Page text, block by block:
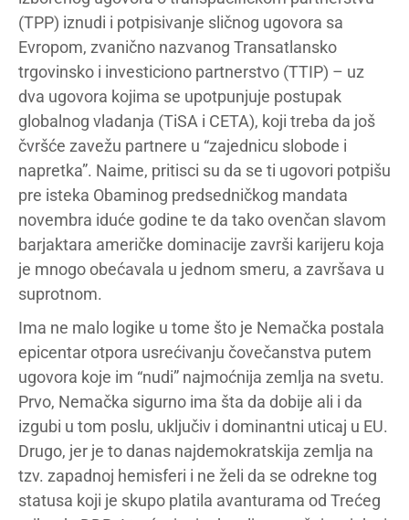
(TPP) iznudi i potpisivanje sličnog ugovora sa
Evropom, zvanično nazvanog Transatlansko
trgovinsko i investiciono partnerstvo (TTIP) – uz
dva ugovora kojima se upotpunjuje postupak
globalnog vladanja (TiSA i CETA), koji treba da još
čvršće zavežu partnere u “zajednicu slobode i
napretka”. Naime, pritisci su da se ti ugovori potpišu
pre isteka Obaminog predsedničkog mandata
novembra iduće godine te da tako ovenčan slavom
barjaktara američke dominacije završi karijeru koja
je mnogo obećavala u jednom smeru, a završava u
suprotnom.
Ima ne malo logike u tome što je Nemačka postala
epicentar otpora usrećivanju čovečanstva putem
ugovora koje im “nudi” najmoćnija zemlja na svetu.
Prvo, Nemačka sigurno ima šta da dobije ali i da
izgubi u tom poslu, uključiv i dominantni uticaj u EU.
Drugo, jer je to danas najdemokratskija zemlja na
tzv. zapadnoj hemisferi i ne želi da se odrekne tog
statusa koji je skupo platila avanturama od Trećeg